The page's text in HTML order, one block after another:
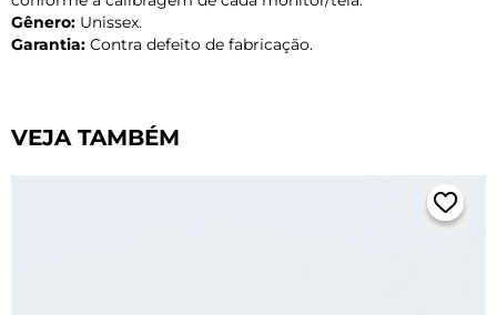
Gênero: Unissex.
Garantia: Contra defeito de fabricação.
VEJA TAMBÉM